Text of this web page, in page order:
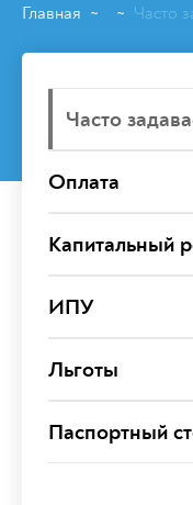
Главная ~ ~ Часто
Часто
Оплата
Капитальный
ИПУ
Льготы
Паспортный